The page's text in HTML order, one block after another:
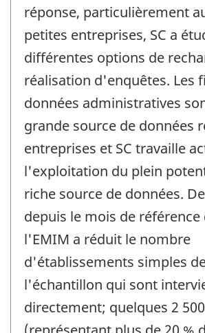
réponse, particulièrement
petites entreprises, SC a
différentes options de
réalisation d'enquêtes. Les
données administratives
grande source de données
entreprises et SC travaille
l'exploitation du plein
riche source de données.
depuis le mois de
l'EMIM a réduit le nombre
d'établissements simples
l'échantillon qui sont
directement; quelques 2